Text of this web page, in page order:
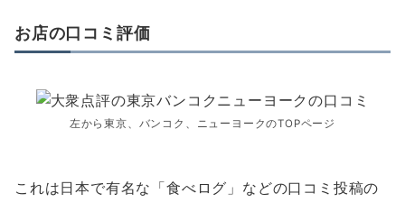
お店の口コミ評価
左から東京、バンコク、ニューヨークのTOPページ
これは日本で有名な「食べログ」などの口コミ投稿の